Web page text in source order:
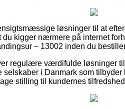
løsninger til at
du kigger nærmere på internet
– 13002 inden du
regulære værdifulde løsninger
selskaber i Danmark som
stilling til kundernes